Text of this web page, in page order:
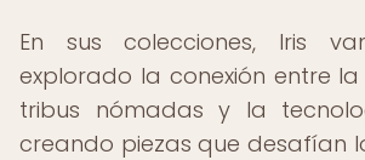
En sus colecciones, Iris
explorado la conexión entre
tribus nómadas y la
creando piezas que desafían